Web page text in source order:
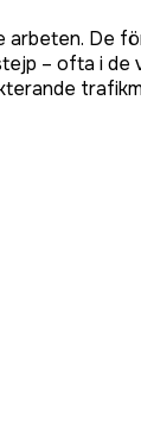
De
– ofta i